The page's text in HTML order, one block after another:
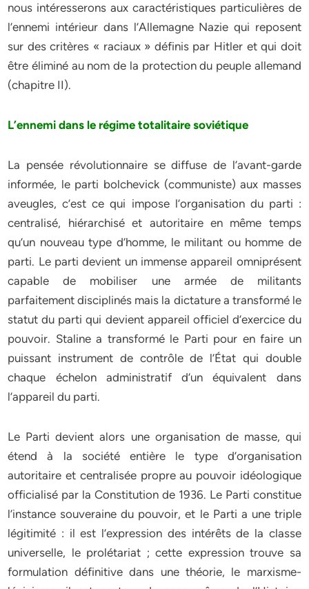
nous intéresserons aux caractéristiques particulières de
l’ennemi intérieur dans l’Allemagne Nazie qui reposent
sur des critères « raciaux » définis par Hitler et qui doit
être éliminé au nom de la protection du peuple allemand
(chapitre II).
L’ennemi dans le régime totalitaire soviétique
La pensée révolutionnaire se diffuse de l’avant-garde
informée, le parti bolchevick (communiste) aux masses
aveugles, c’est ce qui impose l’organisation du parti :
centralisé, hiérarchisé et autoritaire en même temps
qu’un nouveau type d’homme, le militant ou homme de
parti. Le parti devient un immense appareil omniprésent
capable de mobiliser une armée de militants
parfaitement disciplinés mais la dictature a transformé le
statut du parti qui devient appareil officiel d’exercice du
pouvoir. Staline a transformé le Parti pour en faire un
puissant instrument de contrôle de l’État qui double
chaque échelon administratif d’un équivalent dans
l’appareil du parti.
Le Parti devient alors une organisation de masse, qui
étend à la société entière le type d’organisation
autoritaire et centralisée propre au pouvoir idéologique
officialisé par la Constitution de 1936. Le Parti constitue
l’instance souveraine du pouvoir, et le Parti a une triple
légitimité : il est l’expression des intérêts de la classe
universelle, le prolétariat ; cette expression trouve sa
formulation définitive dans une théorie, le marxisme-